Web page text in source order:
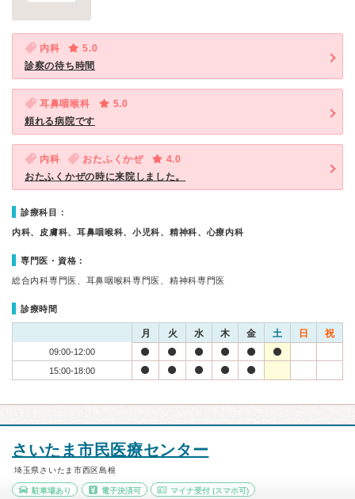
内科
5.0
診察の待ち時間
耳鼻咽喉科
5.0
頼れる病院です
内科 おたふくかぜ
4.0
おたふくかぜの時に来院しました。
診療科目：
内科、皮膚科、耳鼻咽喉科、小児科、精神科、心療内科
専門医・資格：
総合内科専門医、耳鼻咽喉科専門医、精神科専門医
診療時間
月 火 水 木 金 土 日 祝
09:00-12:00
15:00-18:00
さいたま市民医療センター
埼玉県さいたま市西区島根
駐車場あり 電子決済可 マイナ受付 (スマホ可)